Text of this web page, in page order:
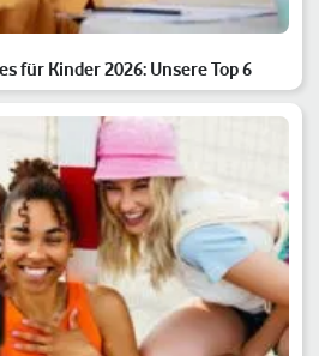
für Kinder 2026: Unsere Top 6